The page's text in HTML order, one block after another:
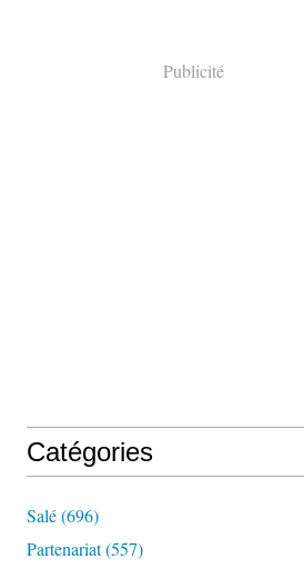
Publicité
Catégories
Salé(696)
Partenariat(557)